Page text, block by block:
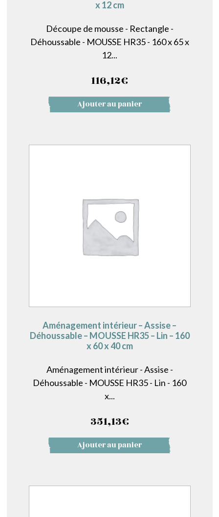
x 12 cm
Découpe de mousse - Rectangle -
Déhoussable - MOUSSE HR35 - 160 x 65 x
12...
116,12€
Ajouter au panier
Aménagement intérieur – Assise –
Déhoussable – MOUSSE HR35 – Lin – 160
x 60 x 40 cm
Aménagement intérieur - Assise -
Déhoussable - MOUSSE HR35 - Lin - 160
x...
351,13€
Ajouter au panier